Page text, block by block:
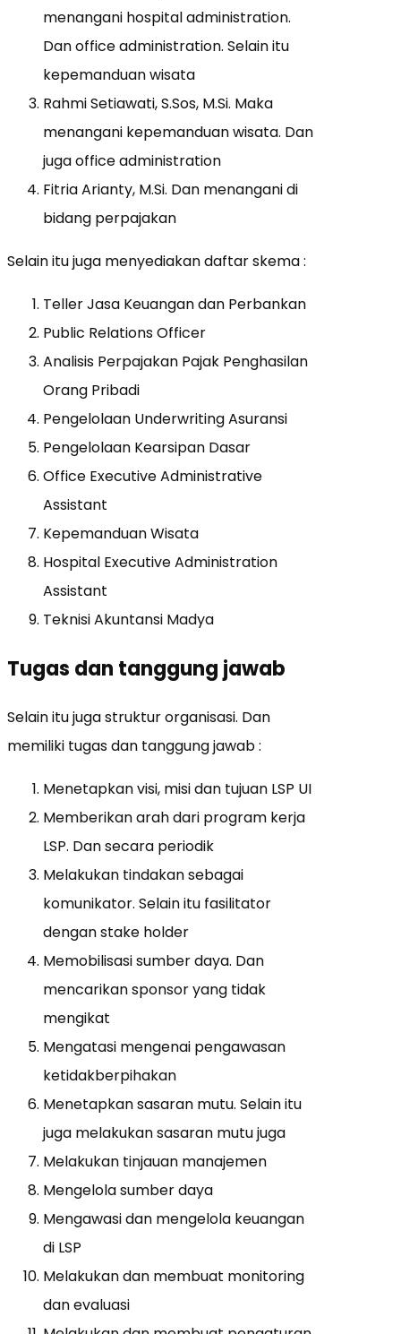
menangani hospital administration.
Dan office administration. Selain itu
kepemanduan wisata
Rahmi Setiawati, S.Sos, M.Si. Maka
menangani kepemanduan wisata. Dan
juga office administration
Fitria Arianty, M.Si. Dan menangani di
bidang perpajakan
Selain itu juga menyediakan daftar skema :
Teller Jasa Keuangan dan Perbankan
Public Relations Officer
Analisis Perpajakan Pajak Penghasilan
Orang Pribadi
Pengelolaan Underwriting Asuransi
Pengelolaan Kearsipan Dasar
Office Executive Administrative
Assistant
Kepemanduan Wisata
Hospital Executive Administration
Assistant
Teknisi Akuntansi Madya
Tugas dan tanggung jawab
Selain itu juga struktur organisasi. Dan
memiliki tugas dan tanggung jawab :
Menetapkan visi, misi dan tujuan LSP UI
Memberikan arah dari program kerja
LSP. Dan secara periodik
Melakukan tindakan sebagai
komunikator. Selain itu fasilitator
dengan stake holder
Memobilisasi sumber daya. Dan
mencarikan sponsor yang tidak
mengikat
Mengatasi mengenai pengawasan
ketidakberpihakan
Menetapkan sasaran mutu. Selain itu
juga melakukan sasaran mutu juga
Melakukan tinjauan manajemen
Mengelola sumber daya
Mengawasi dan mengelola keuangan
di LSP
Melakukan dan membuat monitoring
dan evaluasi